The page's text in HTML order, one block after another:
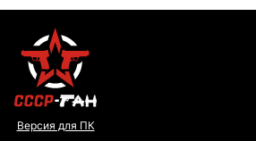
Версия для ПК